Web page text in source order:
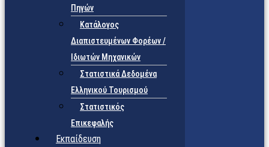
Πηγών
Κατάλογος
Διαπιστευμένων Φορέων /
Ιδιωτών Μηχανικών
Στατιστικά Δεδομένα
Ελληνικού Τουρισμού
Στατιστικός
Επικεφαλής
Εκπαίδευση